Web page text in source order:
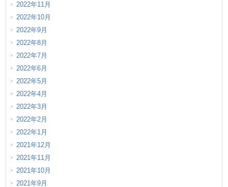
2022年11月
2022年10月
2022年9月
2022年8月
2022年7月
2022年6月
2022年5月
2022年4月
2022年3月
2022年2月
2022年1月
2021年12月
2021年11月
2021年10月
2021年9月